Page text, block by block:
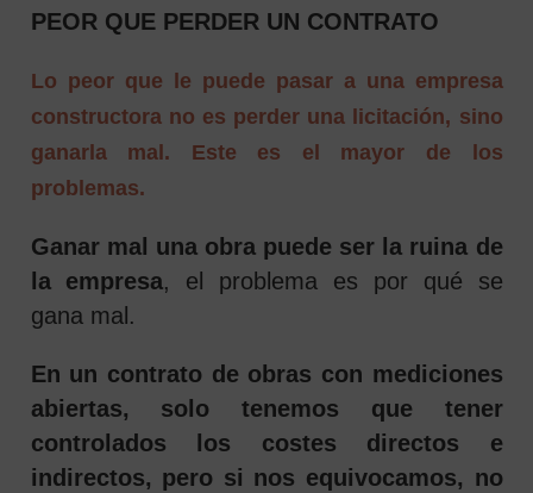
PEOR QUE PERDER UN CONTRATO
Lo peor que le puede pasar a una empresa
constructora no es perder una licitación, sino
ganarla mal. Este es el mayor de los
problemas.
Ganar mal una obra puede ser la ruina de
la empresa, el problema es por qué se
gana mal.
En un contrato de obras con mediciones
abiertas, solo tenemos que tener
controlados los costes directos e
indirectos, pero si nos equivocamos, no